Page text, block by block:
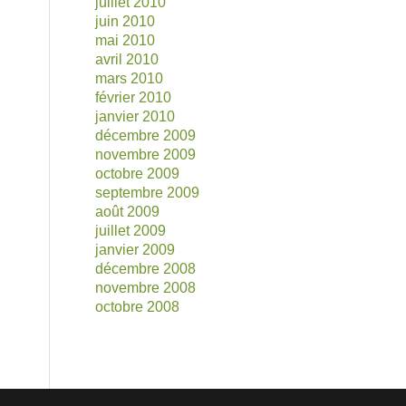
juin 2010
mai 2010
avril 2010
mars 2010
février 2010
janvier 2010
décembre 2009
novembre 2009
octobre 2009
septembre 2009
août 2009
juillet 2009
janvier 2009
décembre 2008
novembre 2008
octobre 2008